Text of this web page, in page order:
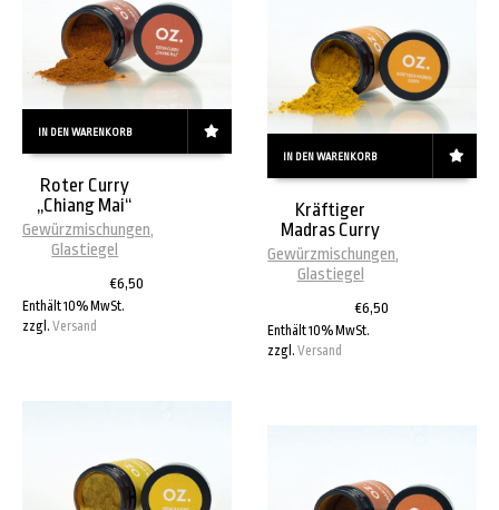
IN DEN WARENKORB
Roter Curry
„Chiang Mai“
Gewürzmischungen,
Glastiegel
€6,50
Enthält 10% MwSt.
zzgl. Versand
IN DEN WARENKORB
Kräftiger
Madras Curry
Gewürzmischungen,
Glastiegel
€6,50
Enthält 10% MwSt.
zzgl.Versand